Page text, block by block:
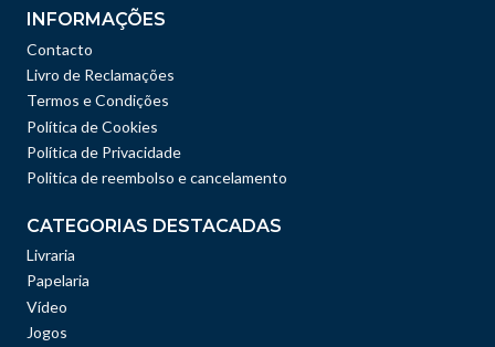
INFORMAÇÕES
Contacto
Livro de Reclamações
Termos e Condições
Política de Cookies
Política de Privacidade
Politica de reembolso e cancelamento
CATEGORIAS DESTACADAS
Livraria
Papelaria
Vídeo
Jogos